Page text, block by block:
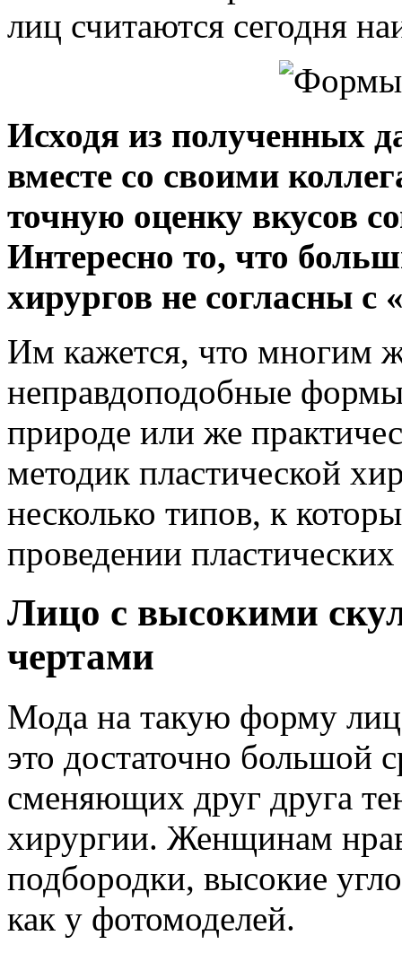
лиц считаются сегодня
Исходя из полученных
вместе со своими
точную оценку вкусов
Интересно то, что
хирургов не согласны
Им кажется, что многим
неправдоподобные
природе или же
методик пластической
несколько типов, к
проведении
Лицо с высокими
чертами
Мода на такую форму
это достаточно большой
сменяющих друг друга
хирургии. Женщинам
подбородки, высокие
как у фотомоделей.